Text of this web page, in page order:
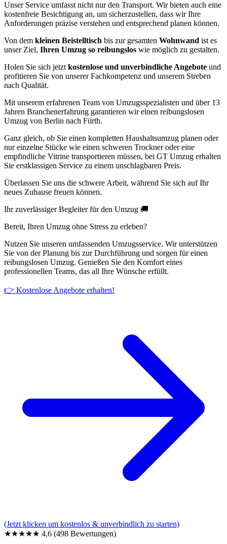
Unser Service umfasst nicht nur den Transport. Wir bieten auch eine
kostenfreie Besichtigung an, um sicherzustellen, dass wir Ihre
Anforderungen präzise verstehen und entsprechend planen können.
Von dem kleinen Beistelltisch bis zur gesamten Wohnwand ist es
unser Ziel, Ihren Umzug so reibungslos wie möglich zu gestalten.
Holen Sie sich jetzt kostenlose und unverbindliche Angebote und
profitieren Sie von unserer Fachkompetenz und unserem Streben
nach Qualität.
Mit unserem erfahrenen Team von Umzugsspezialisten und über 13
Jahren Branchenerfahrung garantieren wir einen reibungslosen
Umzug von Berlin nach Fürth.
Ganz gleich, ob Sie einen kompletten Haushaltsumzug planen oder
nur einzelne Stücke wie einen schweren Trockner oder eine
empfindliche Vitrine transportieren müssen, bei GT Umzug erhalten
Sie erstklassigen Service zu einem unschlagbaren Preis.
Überlassen Sie uns die schwere Arbeit, während Sie sich auf Ihr
neues Zuhause freuen können.
Ihr zuverlässiger Begleiter für den Umzug 🚚
Bereit, Ihren Umzug ohne Stress zu erleben?
Nutzen Sie unseren umfassenden Umzugsservice. Wir unterstützen
Sie von der Planung bis zur Durchführung und sorgen für einen
reibungslosen Umzug. Genießen Sie den Komfort eines
professionellen Teams, das all Ihre Wünsche erfüllt.
👉 Kostenlose Angebote erhalten!
(Jetzt klicken um kostenlos & unverbindlich zu starten)
★★★★★ 4,6 (498 Bewertungen)